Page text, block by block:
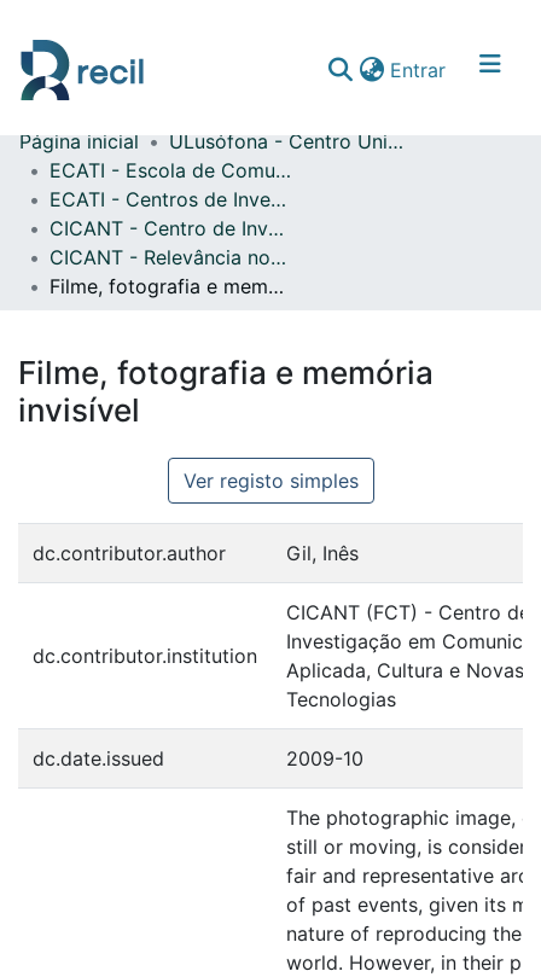
Entrar(current)
Comunidades & Coleções
Percorrer repositório
Estatísticas
Página inicial
ULusófona - Centro Universitário de Lisboa
ECATI - Escola de Comunicação, Arquitetura, Artes e Tecnologias da Informação
ECATI - Centros de Investigação
CICANT - Centro de Investigação em Comunicação Aplicada, Cultura e Novas Tecnologias
CICANT - Relevância no cinema contemporâneo : valores e discurso
Filme, fotografia e memória invisível
Filme, fotografia e memória
invisível
Ver registo simples
dc.contributor.author Gil, Inês
dc.contributor.institution
CICANT (FCT) - Centro de
Investigação em
Aplicada, Cultura e Novas
Tecnologias
dc.date.issued 2009-10
The photographic image,
still or moving, is
fair and representative
of past events, given its
nature of reproducing the
world. However, in their